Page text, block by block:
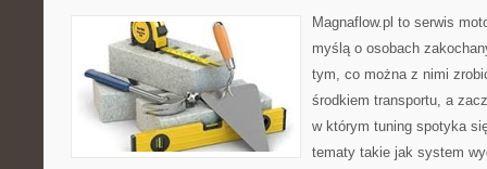
Magnaflow.pl to serwis
myślą o osobach
tym, co można z nimi
środkiem transportu, a
w którym tuning spotyka
tematy takie jak system